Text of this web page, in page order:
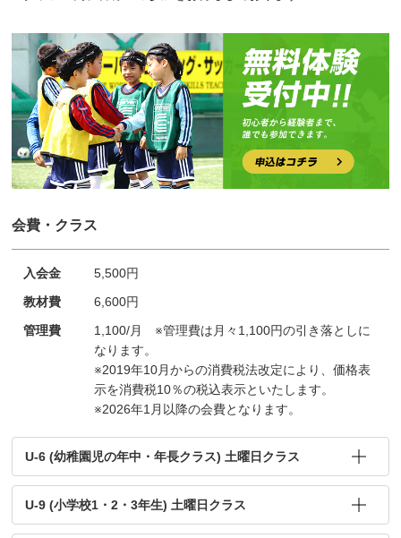
会費・クラス
入会金
5,500円
教材費
6,600円
管理費
1,100/月 ※管理費は月々1,100円の引き落としに
なります。
※2019年10月からの消費税法改定により、価格表
示を消費税10％の税込表示といたします。
※2026年1月以降の会費となります。
U-6 (幼稚園児の年中・年長クラス) 土曜日クラス
U-9 (小学校1・2・3年生) 土曜日クラス